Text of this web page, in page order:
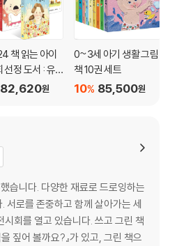
책 읽는 아이
선정 도서 : 유
82,620원
0~3세 아기 생활 그림
책 10권 세트
85,500원
10%
습니다. 다양한 재료로 드로잉하는
서로를 존중하고 함께 살아가는 세
회를 열고 있습니다. 쓰고 그린 책
을 짚어 볼까요?』가 있고, 그린 책으